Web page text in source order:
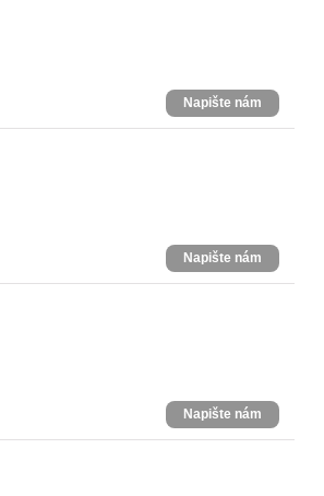
Napište nám
Napište nám
Napište nám